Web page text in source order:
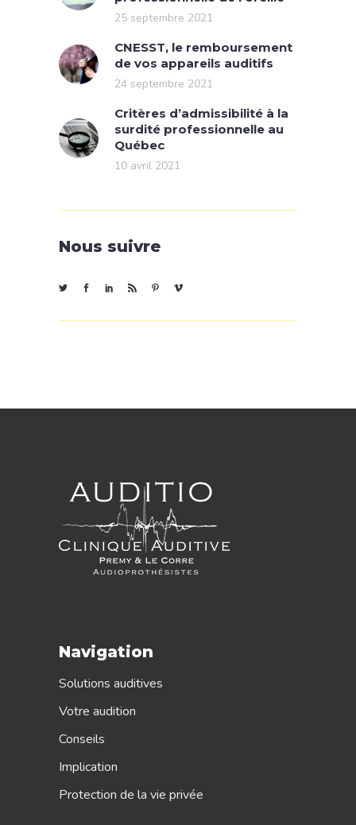
25 septembre 2021
CNESST, le remboursement
de vos appareils auditifs
24 septembre 2021
Critères d’admissibilité à la
surdité professionnelle au
Québec
10 avril 2021
Nous suivre
Navigation
Solutions auditives
Votre audition
Conseils
Implication
Protection de la vie privée